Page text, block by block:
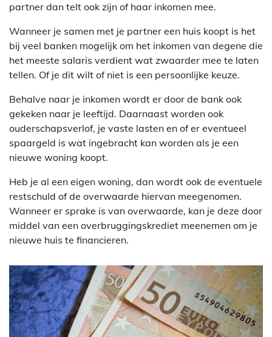
partner dan telt ook zijn of haar inkomen mee.
Wanneer je samen met je partner een huis koopt is het
bij veel banken mogelijk om het inkomen van degene die
het meeste salaris verdient wat zwaarder mee te laten
tellen. Of je dit wilt of niet is een persoonlijke keuze.
Behalve naar je inkomen wordt er door de bank ook
gekeken naar je leeftijd. Daarnaast worden ook
ouderschapsverlof, je vaste lasten en of er eventueel
spaargeld is wat ingebracht kan worden als je een
nieuwe woning koopt.
Heb je al een eigen woning, dan wordt ook de eventuele
restschuld of de overwaarde hiervan meegenomen.
Wanneer er sprake is van overwaarde, kan je deze door
middel van een overbruggingskrediet meenemen om je
nieuwe huis te financieren.